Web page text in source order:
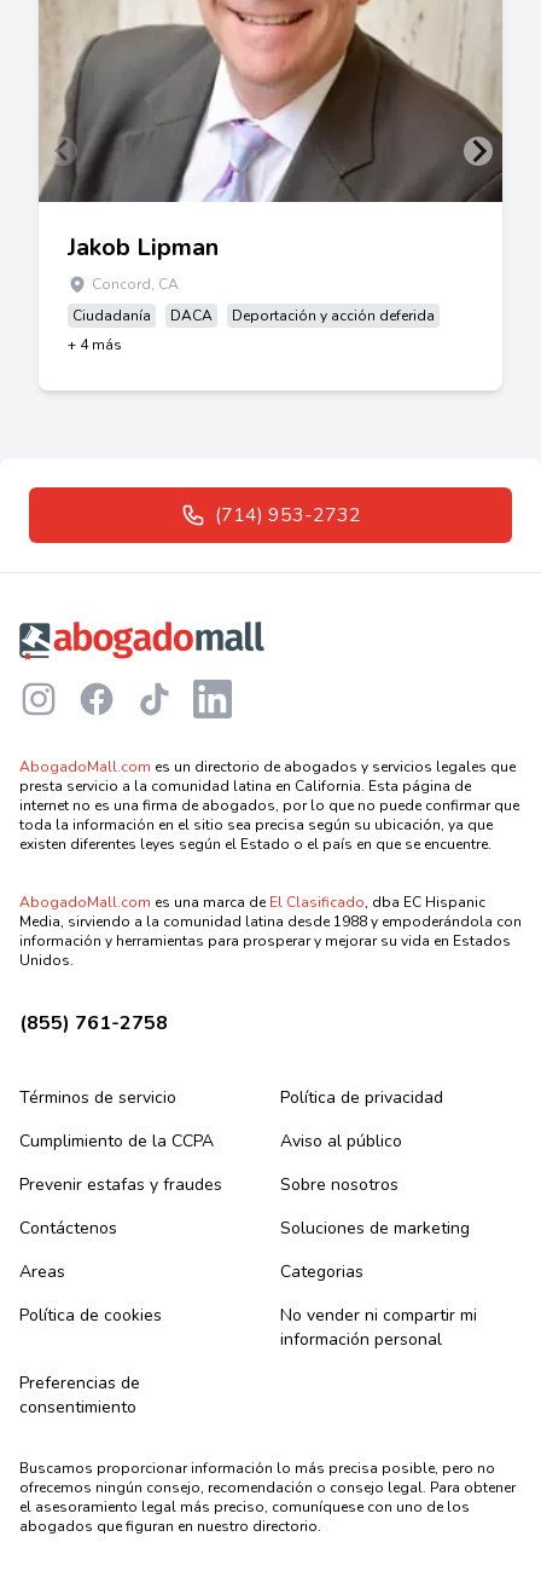
Jakob Lipman
Concord, CA
Ciudadanía
DACA
Deportación y acción deferida
+ 4 más
(714) 953-2732
InstagramFacebookTikTok LinkedIn
AbogadoMall.com es un directorio de abogados y servicios legales que
presta servicio a la comunidad latina en California. Esta página de
internet no es una firma de abogados, por lo que no puede confirmar que
toda la información en el sitio sea precisa según su ubicación, ya que
existen diferentes leyes según el Estado o el país en que se encuentre.
AbogadoMall.com es una marca deEl Clasificado, dba EC Hispanic
Media, sirviendo a la comunidad latina desde 1988 y empoderándola con
información y herramientas para prosperar y mejorar su vida en Estados
Unidos.
(855) 761-2758
Términos de servicio
Política de privacidad
Cumplimiento de la CCPA
Aviso al público
Prevenir estafas y fraudes
Sobre nosotros
Contáctenos
Soluciones de marketing
Areas
Categorias
Política de cookies
No vender ni compartir mi
información personal
Preferencias de
consentimiento
Buscamos proporcionar información lo más precisa posible, pero no
ofrecemos ningún consejo, recomendación o consejo legal. Para obtener
el asesoramiento legal más preciso, comuníquese con uno de los
abogados que figuran en nuestro directorio.